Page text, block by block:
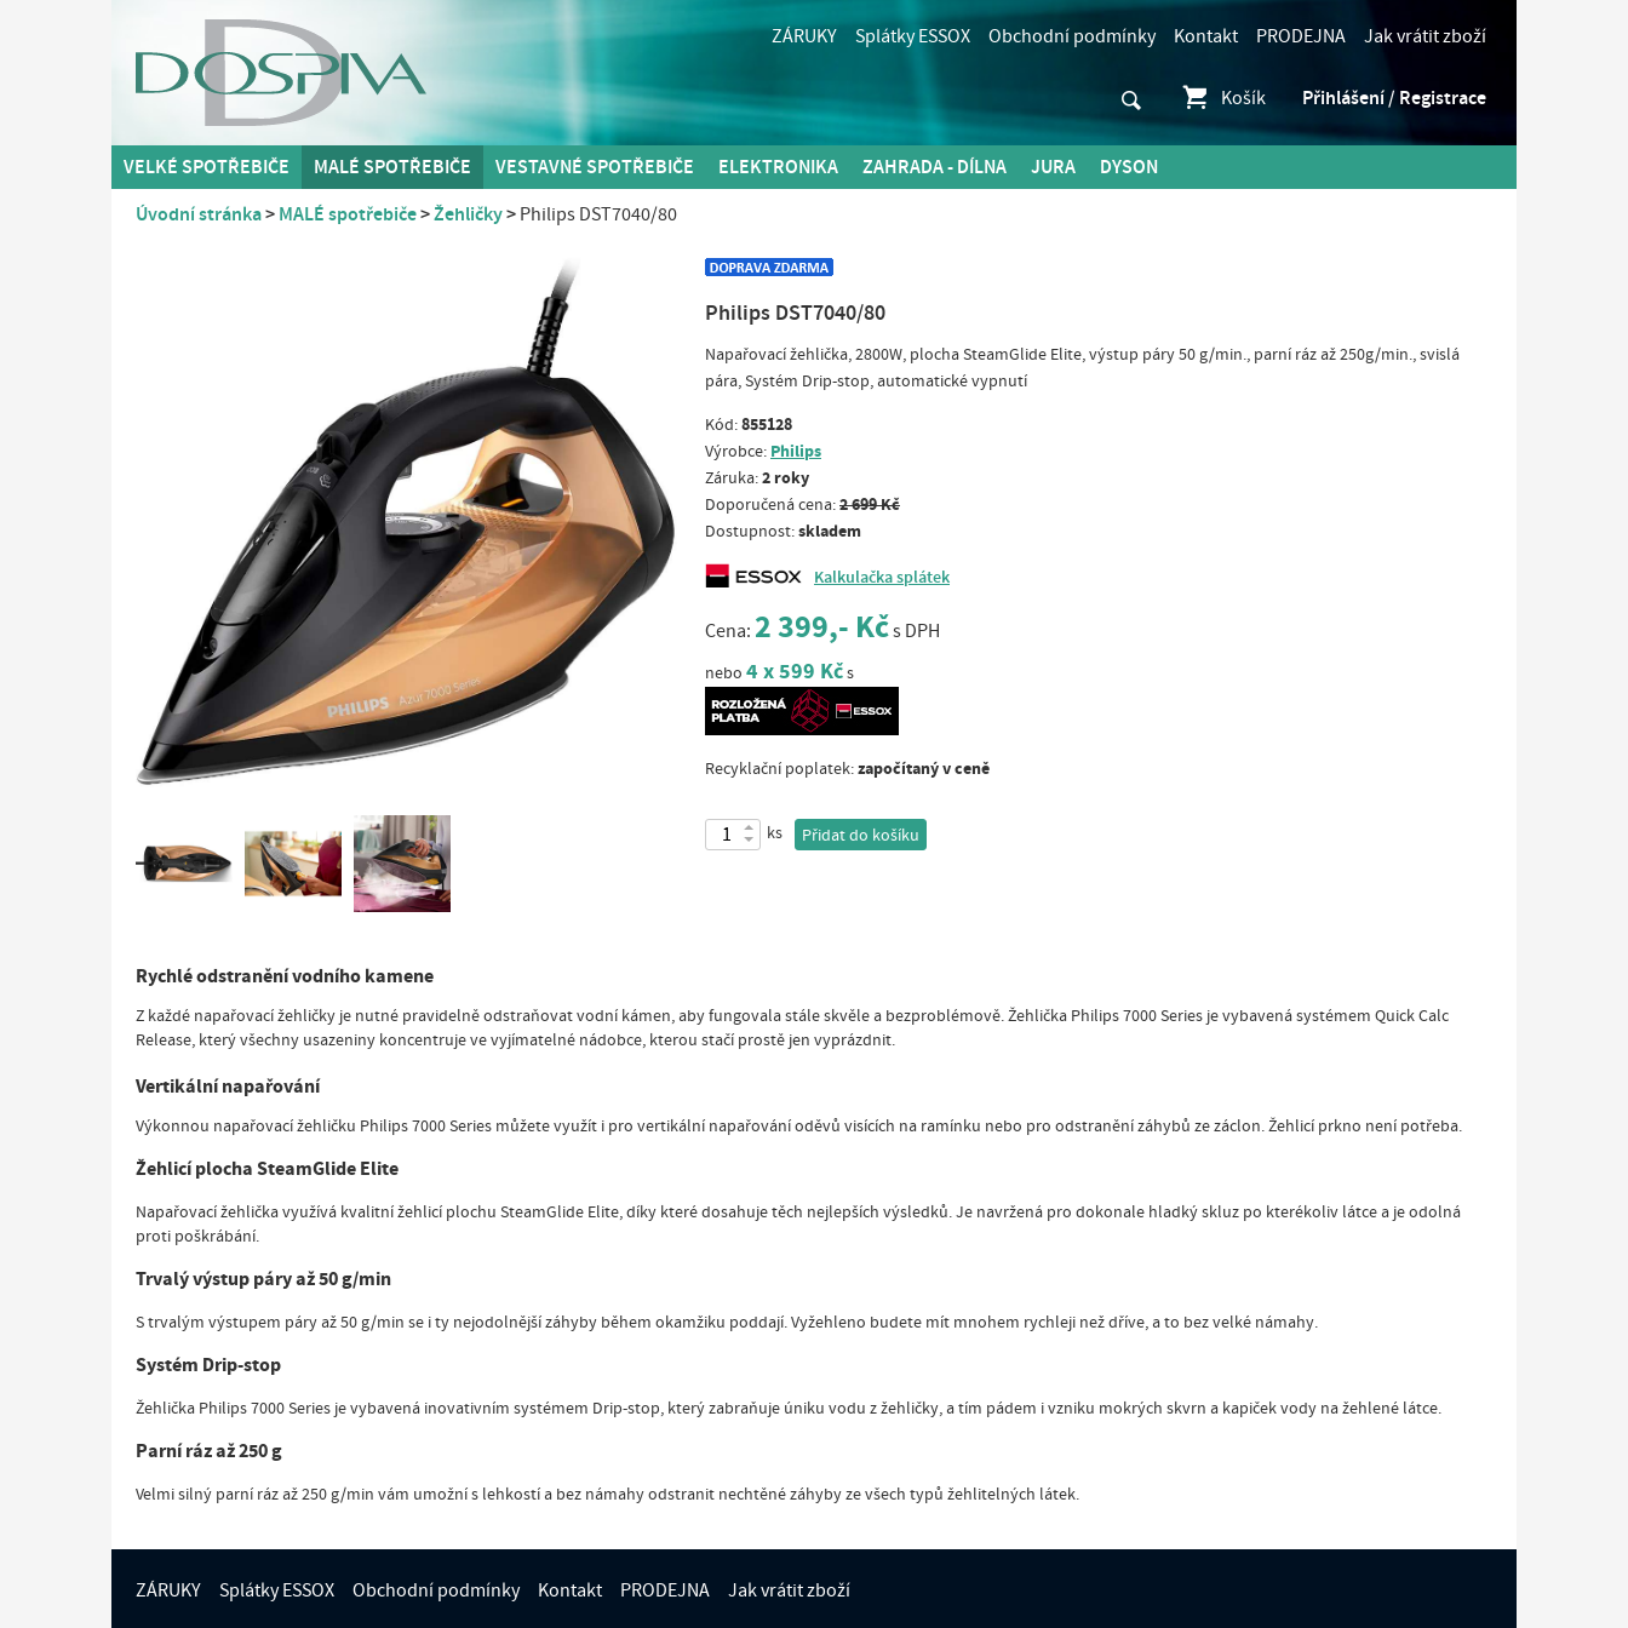
ZÁRUKY Splátky ESSOX Obchodní podmínky Kontakt PRODEJNA Jak vrátit zboží
Košík Přihlášení / Registrace
VELKÉ SPOTŘEBIČE MALÉ SPOTŘEBIČE VESTAVNÉ SPOTŘEBIČE ELEKTRONIKA ZAHRADA - DÍLNA JURA DYSON
Úvodní stránka MALÉ spotřebiče Žehličky Philips DST7040/80
Philips DST7040/80
Napařovací žehlička, 2800W, plocha SteamGlide Elite, výstup páry 50 g/min., parní ráz až 250g/min., svislá
pára, Systém Drip-stop, automatické vypnutí
Kód:855128
Výrobce: Philips
Záruka:2 roky
Doporučená cena:2 699 Kč
Dostupnost:skladem
Kalkulačka splátek
Cena: 2 399,- Kčs DPH
nebo 4 x 599 Kčs
Recyklační poplatek:započítaný v ceně
ks Přidat do košíku
Rychlé odstranění vodního kamene
Z každé napařovací žehličky je nutné pravidelně odstraňovat vodní kámen, aby fungovala stále skvěle a bezproblémově. Žehlička Philips 7000 Series je vybavená systémem Quick Calc
Release, který všechny usazeniny koncentruje ve vyjímatelné nádobce, kterou stačí prostě jen vyprázdnit.
Vertikální napařování
Výkonnou napařovací žehličku Philips 7000 Series můžete využít i pro vertikální napařování oděvů visících na ramínku nebo pro odstranění záhybů ze záclon. Žehlicí prkno není potřeba.
Žehlicí plocha SteamGlide Elite
Napařovací žehlička využívá kvalitní žehlicí plochu SteamGlide Elite, díky které dosahuje těch nejlepších výsledků. Je navržená pro dokonale hladký skluz po kterékoliv látce a je odolná
proti poškrábání.
Trvalý výstup páry až 50 g/min
S trvalým výstupem páry až 50 g/min se i ty nejodolnější záhyby během okamžiku poddají. Vyžehleno budete mít mnohem rychleji než dříve, a to bez velké námahy.
Systém Drip-stop
Žehlička Philips 7000 Series je vybavená inovativním systémem Drip-stop, který zabraňuje úniku vodu z žehličky, a tím pádem i vzniku mokrých skvrn a kapiček vody na žehlené látce.
Parní ráz až 250 g
Velmi silný parní ráz až 250 g/min vám umožní s lehkostí a bez námahy odstranit nechtěné záhyby ze všech typů žehlitelných látek.
ZÁRUKY Splátky ESSOX Obchodní podmínky Kontakt PRODEJNA Jak vrátit zboží